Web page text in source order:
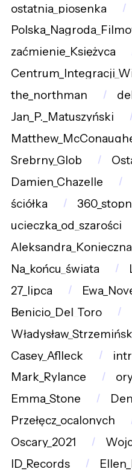
ostatnia_piosenka
zaćmienie_Księżyca
the_northman
Jan_P._Matuszyński
Srebrny_Glob
Damien_Chazelle
ściółka
ucieczka_od_szarości
Aleksandra_Konieczna
Na_końcu_świata
27_lipca
Benicio_Del_Toro
Casey_Aflleck
Mark_Rylance
Emma_Stone
Przełęcz_ocalonych
Oscary_2021
ID_Records